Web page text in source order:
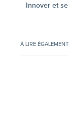
Innover et
À LIRE ÉGALEMENT